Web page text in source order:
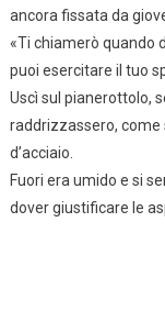
ancora fissata da
«Ti chiamerò quando
puoi esercitare il tuo
Uscì sul pianerottolo,
raddrizzassero,
d’acciaio.
Fuori era umido e si
dover giustificare le